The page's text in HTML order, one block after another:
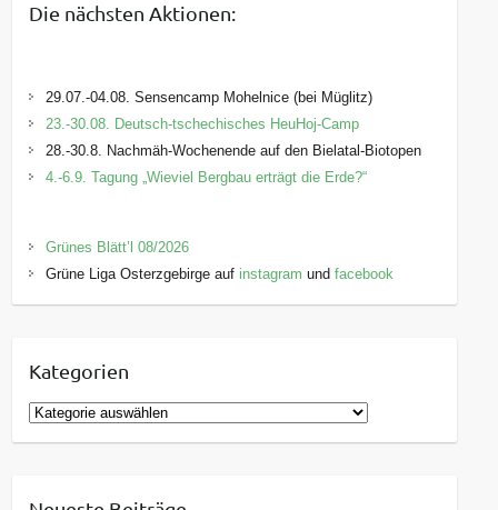
Die nächsten Aktionen:
29.07.-04.08. Sensencamp Mohelnice (bei Müglitz)
23.-30.08. Deutsch-tschechisches HeuHoj-Camp
28.-30.8. Nachmäh-Wochenende auf den Bielatal-Biotopen
4.-6.9. Tagung „Wieviel Bergbau erträgt die Erde?“
Grünes Blätt’l 08/2026
Grüne Liga Osterzgebirge auf instagram undfacebook
Kategorien
K
a